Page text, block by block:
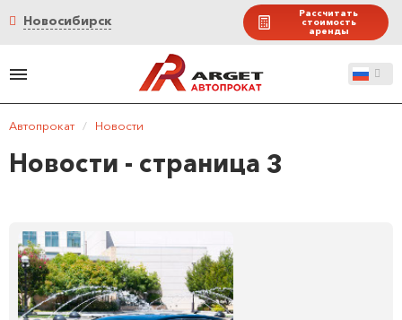
Новосибирск Рассчитать
стоимость
аренды
Автопрокат / Новости
Новости - страница 3